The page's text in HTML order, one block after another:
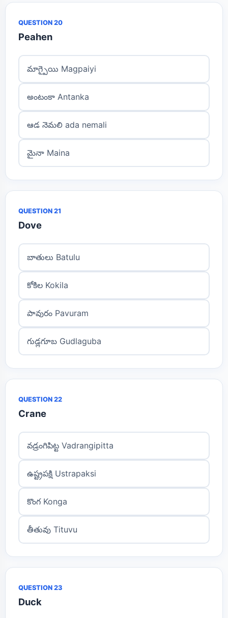
QUESTION 20
Peahen
మాగ్పైయి Magpaiyi
అంటంకా Antanka
ఆడ నెమలి ada nemali
మైనా Maina
QUESTION 21
Dove
బాతులు Batulu
కోకిల Kokila
పావురం Pavuram
గుడ్లగూబ Gudlaguba
QUESTION 22
Crane
వడ్రంగిపిట్ట Vadrangipitta
ఉష్ట్రపక్షి Ustrapaksi
కొంగ Konga
తీతువు Tituvu
QUESTION 23
Duck